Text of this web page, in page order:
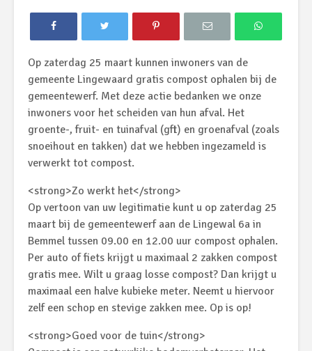
Op zaterdag 25 maart kunnen inwoners van de
gemeente Lingewaard gratis compost ophalen bij de
gemeentewerf. Met deze actie bedanken we onze
inwoners voor het scheiden van hun afval. Het
groente-, fruit- en tuinafval (gft) en groenafval (zoals
snoeihout en takken) dat we hebben ingezameld is
verwerkt tot compost.
<strong>Zo werkt het</strong>
Op vertoon van uw legitimatie kunt u op zaterdag 25
maart bij de gemeentewerf aan de Lingewal 6a in
Bemmel tussen 09.00 en 12.00 uur compost ophalen.
Per auto of fiets krijgt u maximaal 2 zakken compost
gratis mee. Wilt u graag losse compost? Dan krijgt u
maximaal een halve kubieke meter. Neemt u hiervoor
zelf een schop en stevige zakken mee. Op is op!
<strong>Goed voor de tuin</strong>